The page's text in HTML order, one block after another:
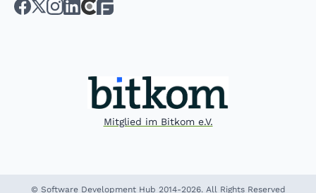
Mitglied im Bitkom e.V.
© Software Development Hub 2014-2026. All Rights Reserved